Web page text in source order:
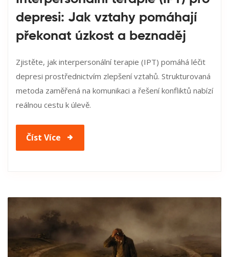
depresi: Jak vztahy pomáhají
překonat úzkost a beznaděj
Zjistěte, jak interpersonální terapie (IPT) pomáhá léčit
depresi prostřednictvím zlepšení vztahů. Strukturovaná
metoda zaměřená na komunikaci a řešení konfliktů nabízí
reálnou cestu k úlevě.
Číst Více